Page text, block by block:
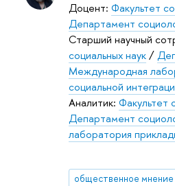
Доцент: Факультет
Департамент
Старший научный
социальных наук/
Международная
социальной
Аналитик: Факультет
Департамент
лаборатория
общественное мнение